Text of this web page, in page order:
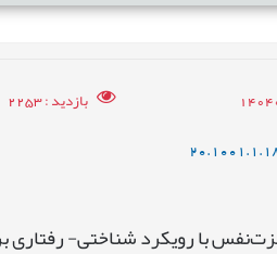
بازدید: 2253
با رویکرد شناختی‌‌-‌‌ رفتاری